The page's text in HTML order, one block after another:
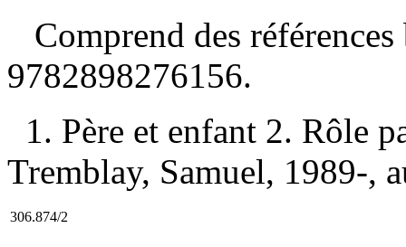
Comprend des
9782898276156.
1. Père et enfant 2. Rôle
Tremblay, Samuel, 1989-,
306.874/2